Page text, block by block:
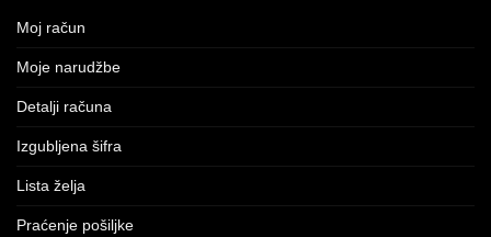
Moj račun
Moje narudžbe
Detalji računa
Izgubljena šifra
Lista želja
Praćenje pošiljke